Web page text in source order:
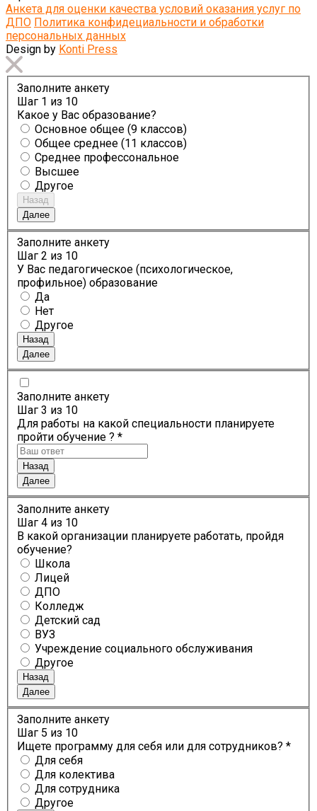
Анкета для оценки качества условий оказания услуг по
ДПО Политика конфидециальности и обработки
персональных данных
Design by Konti Press
Заполните анкету
Шаг 1 из 10
Какое у Вас образование?
Основное общее (9 классов)
Общее среднее (11 классов)
Среднее профессональное
Высшее
Другое
Назад
Далее
Заполните анкету
Шаг 2 из 10
У Вас педагогическое (психологическое,
профильное) образование
Да
Нет
Другое
Назад
Далее
Заполните анкету
Шаг 3 из 10
Для работы на какой специальности планируете
пройти обучение ? *
Назад
Далее
Заполните анкету
Шаг 4 из 10
В какой организации планируете работать, пройдя
обучение?
Школа
Лицей
ДПО
Колледж
Детский сад
ВУЗ
Учреждение социального обслуживания
Другое
Назад
Далее
Заполните анкету
Шаг 5 из 10
Ищете программу для себя или для сотрудников? *
Для себя
Для колектива
Для сотрудника
Другое